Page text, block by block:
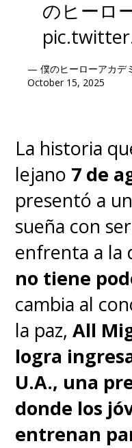
のヒーロ
— 僕のヒーローアカデ
October 15, 2025
La historia
lejano 7 de
presentó a
sueña con
enfrenta a la
no tiene
cambia al
la paz, All
logra
U.A., una
donde los
entrenan